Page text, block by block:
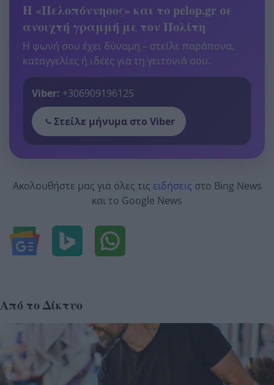
Η «Πελοπόννησος» και το pelop.gr σε
ανοιχτή γραμμή με τον Πολίτη
Η φωνή σου έχει δύναμη – στείλε παράπονα,
καταγγελίες ή ιδέες για τη γειτονιά σου.
Viber: +306909196125
Στείλε μήνυμα στο Viber
Ακολουθήστε μας για όλες τις ειδήσεις στο Bing News
και το Google News
Από το Δίκτυο